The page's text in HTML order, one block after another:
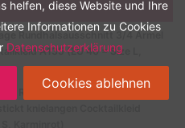
Rundhalsausschnitt 3/4 Ärmel
A135 (EU 40 = Size L,
Rundhalsausschnitt
helfen, diese Website und Ihre
Informationen zu Cookies
Datenschutzerklärung
Cookies ablehnen